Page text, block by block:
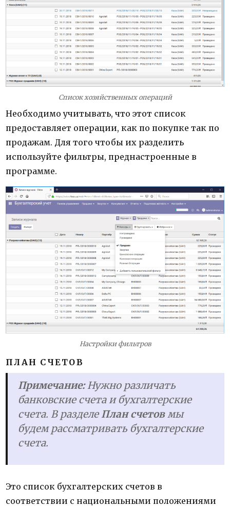
Список хозяйственных операций
Необходимо учитывать, что этот список
предоставляет операции, как по покупке так по
продажам. Для того чтобы их разделить
используйте фильтры, преднастроенные в
программе.
Настройки фильтров
ПЛАН СЧЕТОВ
Примечание:Нужно различать
банковские счета и бухгалтерские
счета. В разделеПлан счетовмы
будем рассматривать бухгалтерские
счета.
Это список бухгалтерских счетов в
соответствии с национальными положениями